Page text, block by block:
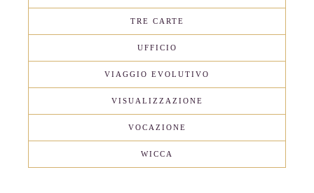
TRE CARTE
UFFICIO
VIAGGIO EVOLUTIVO
VISUALIZZAZIONE
VOCAZIONE
WICCA